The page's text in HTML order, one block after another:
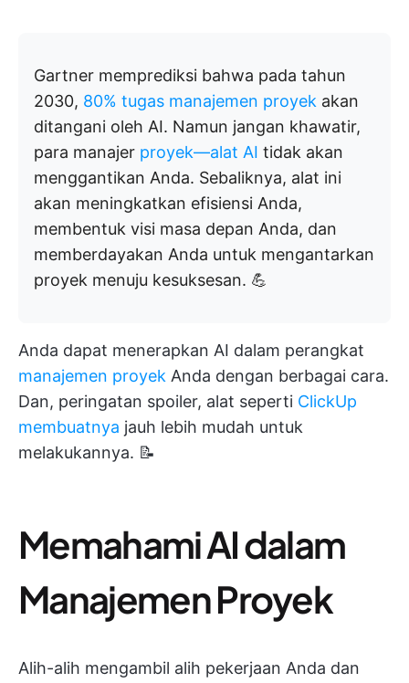
Gartner memprediksi bahwa pada tahun
2030, 80% tugas manajemen proyek akan
ditangani oleh AI. Namun jangan khawatir,
para manajer proyek—alat AI tidak akan
menggantikan Anda. Sebaliknya, alat ini
akan meningkatkan efisiensi Anda,
membentuk visi masa depan Anda, dan
memberdayakan Anda untuk mengantarkan
proyek menuju kesuksesan. 💪
Anda dapat menerapkan AI dalam perangkat
manajemen proyek Anda dengan berbagai cara.
Dan, peringatan spoiler, alat seperti ClickUp
membuatnya jauh lebih mudah untuk
melakukannya. 📝
Memahami AI dalam
Manajemen Proyek
Alih-alih mengambil alih pekerjaan Anda dan